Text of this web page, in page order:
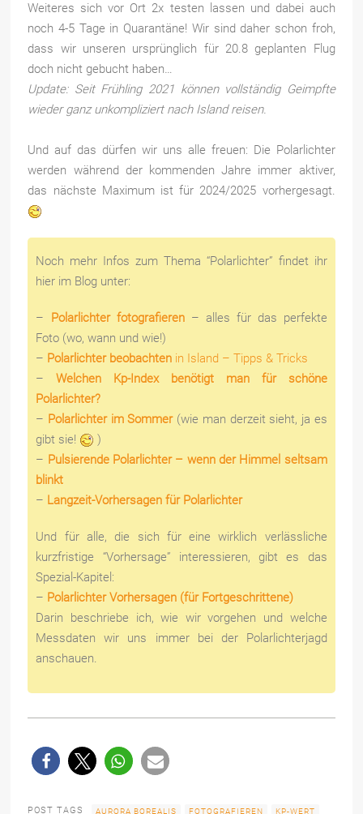
Weiteres sich vor Ort 2x testen lassen und dabei auch
noch 4-5 Tage in Quarantäne! Wir sind daher schon froh,
dass wir unseren ursprünglich für 20.8 geplanten Flug
doch nicht gebucht haben…
Update: Seit Frühling 2021 können vollständig Geimpfte
wieder ganz unkompliziert nach Island reisen.
Und auf das dürfen wir uns alle freuen: Die Polarlichter
werden während der kommenden Jahre immer aktiver,
das nächste Maximum ist für 2024/2025 vorhergesagt.
Noch mehr Infos zum Thema “Polarlichter” findet ihr
hier im Blog unter:
– Polarlichter fotografieren– alles für das perfekte
Foto (wo, wann und wie!)
– Polarlichter beobachten in Island – Tipps & Tricks
–Welchen Kp-Index benötigt man für schöne
Polarlichter?
– Polarlichter im Sommer(wie man derzeit sieht, ja es
gibt sie!
)
– Pulsierende Polarlichter – wenn der Himmel seltsam
blinkt
– Langzeit-Vorhersagen für Polarlichter
Und für alle, die sich für eine wirklich verlässliche
kurzfristige “Vorhersage” interessieren, gibt es das
Spezial-Kapitel:
– Polarlichter Vorhersagen (für Fortgeschrittene)
Darin beschriebe ich, wie wir vorgehen und welche
Messdaten wir uns immer bei der Polarlichterjagd
anschauen.
POST TAGS AURORA BOREALIS FOTOGRAFIEREN KP-WERT